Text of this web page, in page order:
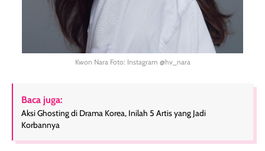
Kwon Nara Foto: Instagram @hv_nara
Baca juga:
Aksi Ghosting di Drama Korea, Inilah 5 Artis yang Jadi
Korbannya